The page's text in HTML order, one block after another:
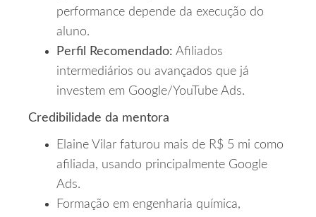
performance depende da execução do
aluno.
Perfil Recomendado: Afiliados
intermediários ou avançados que já
investem em Google/YouTube Ads.
Credibilidade da mentora
Elaine Vilar faturou mais de R$ 5 mi como
afiliada, usando principalmente Google
Ads.
Formação em engenharia química,